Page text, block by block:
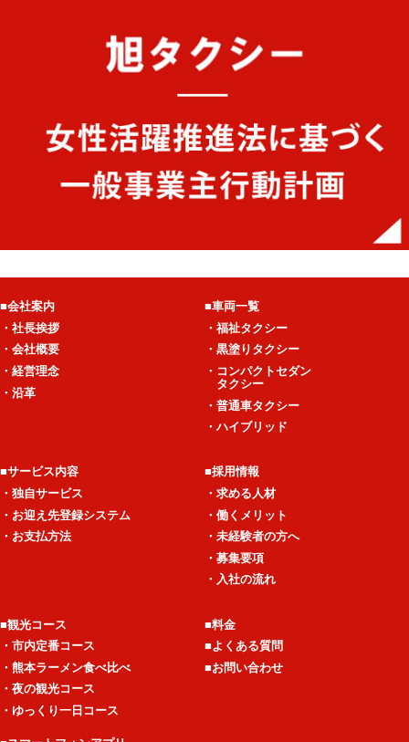
■会社案内
・社長挨拶
・会社概要
・経営理念
・沿革
■車両一覧
・福祉タクシー
・黒塗りタクシー
・コンパクトセダン
タクシー
・普通車タクシー
・ハイブリッド
■サービス内容
・独自サービス
・お迎え先登録システム
・お支払方法
■採用情報
・求める人材
・働くメリット
・未経験者の方へ
・募集要項
・入社の流れ
■観光コース
・市内定番コース
・熊本ラーメン食べ比べ
・夜の観光コース
・ゆっくり一日コース
■料金
■よくある質問
■お問い合わせ